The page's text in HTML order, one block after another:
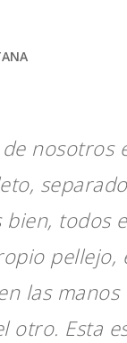
nosotros
bien, todos
pellejo,
las
otro. Esta